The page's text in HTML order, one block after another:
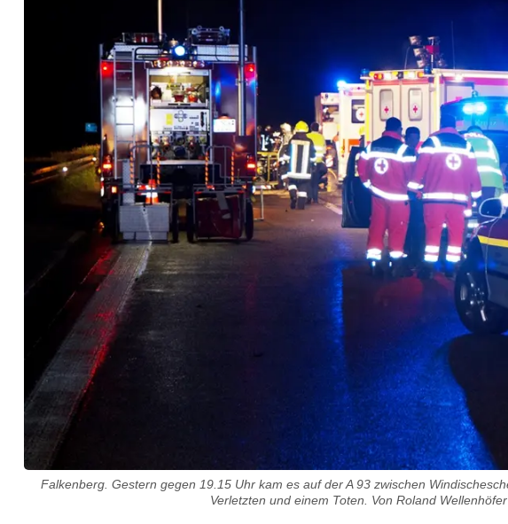
Falkenberg. Gestern gegen 19.15 Uhr kam es auf der A 93 zwischen
Verletzten und einem Toten. Von Roland